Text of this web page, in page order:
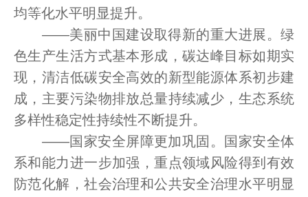
均等化水平明显提升。
——美丽中国建设取得新的重大进展。绿
色生产生活方式基本形成，碳达峰目标如期实
现，清洁低碳安全高效的新型能源体系初步建
成，主要污染物排放总量持续减少，生态系统
多样性稳定性持续性不断提升。
——国家安全屏障更加巩固。国家安全体
系和能力进一步加强，重点领域风险得到有效
防范化解，社会治理和公共安全治理水平明显